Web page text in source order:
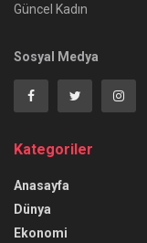
Güncel Kadın
Sosyal Medya
Kategoriler
Anasayfa
Dünya
Ekonomi